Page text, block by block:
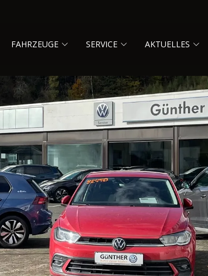
FAHRZEUGE SERVICE AKTUELLES